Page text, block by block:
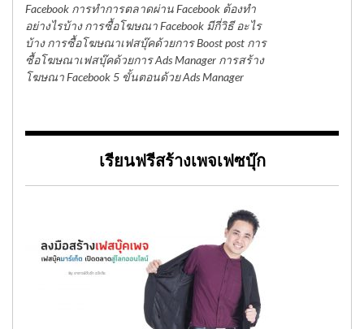
Facebook การทำการตลาดผ่าน Facebook ต้องทำ
อย่างไรบ้าง การซื้อโฆษณา Facebook มีกี่วิธี อะไร
บ้าง การซื้อโฆษณาเฟสบุ๊คด้วยการ Boost post การ
ซื้อโฆษณาเฟสบุ๊คด้วยการ Ads Manager การสร้าง
โฆษณา Facebook 5 ขั้นตอนด้วย Ads Manager
เรียนฟรีสร้างเพจเฟซบุ๊ก